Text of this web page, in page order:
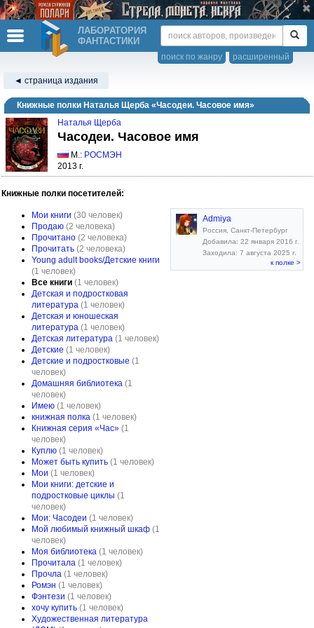
ЛАБОРАТОРИЯ
ФАНТАСТИКИ
расширенный
поиск по жанру
◄ страница издания
Книжные полки Наталья Щерба «Часодеи. Часовое имя»
Наталья Щерба
Часодеи. Часовое имя
М.: РОСМЭН
2013 г.
Книжные полки посетителей:
Мои книги (30 человек)
Продаю (2 человека)
Прочитано (2 человека)
Прочитать (2 человека)
Young adult books/Детские книги
(1 человек)
Все книги (1 человек)
Детская и подростковая
литература (1 человек)
Детская и юношеская
литература (1 человек)
Детская литература (1 человек)
Детские (1 человек)
Детские и подростковые (1
человек)
Домашняя библиотека (1
человек)
Имею (1 человек)
книжная полка (1 человек)
Книжная серия «Час» (1
человек)
Куплю (1 человек)
Может быть купить (1 человек)
Мои (1 человек)
Мои книги: детские и
подростковые циклы (1
человек)
Мои: Часодеи (1 человек)
Мой любимый книжный шкаф (1
человек)
Моя библиотека (1 человек)
Прочитала (1 человек)
Прочла (1 человек)
Ромэн (1 человек)
Фэнтези (1 человек)
хочу купить (1 человек)
Художественная литература
Admiya
Россия, Санкт-Петербург
Добавила: 22 января 2016 г.
Заходила: 7 августа 2025 г.
к полке >